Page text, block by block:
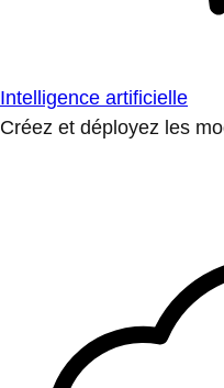
Intelligence artificielle
Créez et déployez les